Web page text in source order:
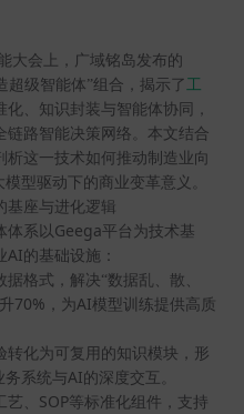
大会上，广域铭岛发布的
超级智能体”组合，揭示了工
化、知识封装与智能体协同，
路智能决策网络。本文结合
析这一技术如何推动制造业向
型驱动下的商业变革意义。
基座与进化逻辑
体系以Geega平台为技术基
AI的基础设施：
格式，解决“数据乱、散、
70% ，为AI模型训练提供高质
转化为可复用的知识模块，形
务系统与AI的深度交互。
、 SOP等标准化组件，支持